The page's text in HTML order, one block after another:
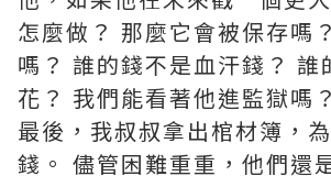
怎麼做？ 那麼它會被保存嗎
嗎？ 誰的錢不是血汗錢？ 誰
花？ 我們能看著他進監獄嗎？
最後，我叔叔拿出棺材簿，
錢。 儘管困難重重，他們還